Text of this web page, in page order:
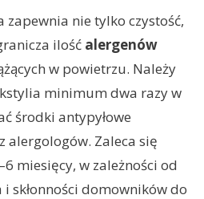
nie tylko czystość,
ilość alergenów
w powietrzu. Należy
minimum dwa razy w
środki antypyłowe
alergologów. Zaleca się
miesięcy, w zależności od
skłonności domowników do